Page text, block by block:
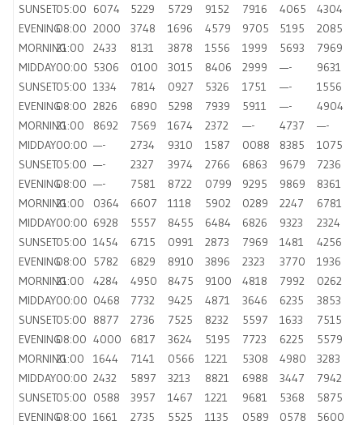
SUNSET05:00 6074 5229 5729 9152 7916 4065
4304
EVENING08:00 2000 3748 1696 4579 9705 5195
2085
MORNING21:00 2433 8131 3878 1556 1999 5693
7969
MIDDAY00:00 5306 0100 3015 8406 2999 —-
9631
SUNSET05:00 1334 7814 0927 5326 1751 —-
1556
EVENING08:00 2826 6890 5298 7939 5911 —-
4904
MORNING21:00 8692 7569 1674 2372 —- 4737
—-
MIDDAY00:00 —- 2734 9310 1587 0088 8385
1075
SUNSET05:00 —- 2327 3974 2766 6863 9679
7236
EVENING08:00 —- 7581 8722 0799 9295 9869
8361
MORNING21:00 0364 6607 1118 5902 0289 2247
6781
MIDDAY00:00 6928 5557 8455 6484 6826 9323
2324
SUNSET05:00 1454 6715 0991 2873 7969 1481
4256
EVENING08:00 5782 6829 8910 3896 2323 3770
1936
MORNING21:00 4284 4950 8475 9100 4818 7992
0262
MIDDAY00:00 0468 7732 9425 4871 3646 6235
3853
SUNSET05:00 8877 2736 7525 8232 5597 1633
7515
EVENING08:00 4000 6817 3624 5195 7723 6225
5579
MORNING21:00 1644 7141 0566 1221 5308 4980
3283
MIDDAY00:00 2432 5897 3213 8821 6988 3447
7942
SUNSET05:00 0588 3957 1467 1221 9681 5368
5875
EVENING08:00 1661 2735 5525 1135 0589 0578
5600